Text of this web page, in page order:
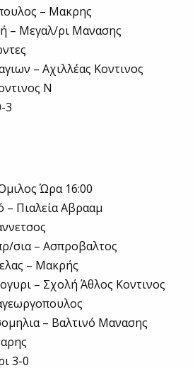
– Μακρης
– Μεγαλ/ρι Μανασης
– Αχιλλέας Κοντινος
Ν
3
Ώρα 16:00
Πιαλεία Αβρααμ
σια – Ασπροβαλτος
– Μακρής
– Σχολή Άθλος Κοντινος
– Βαλτινό Μανασης
3-0